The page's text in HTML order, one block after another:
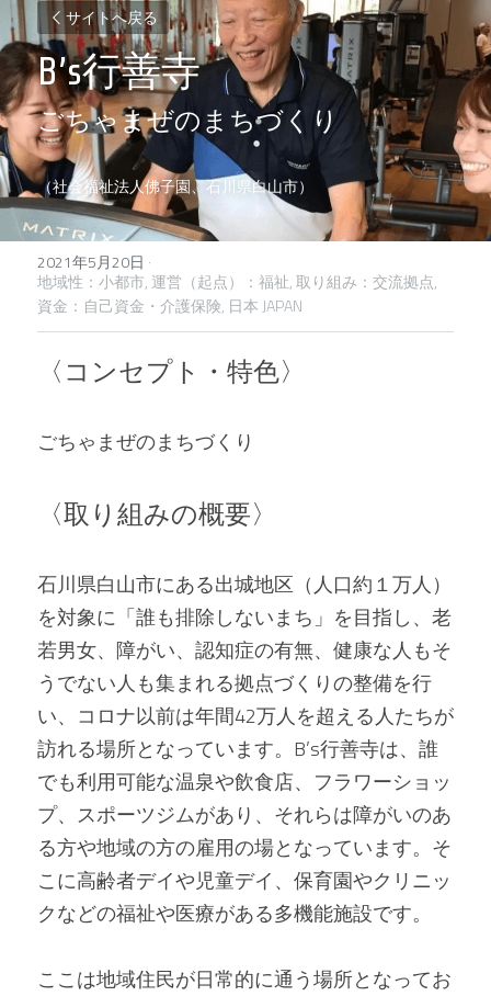
サイトへ戻る
B’s行善寺
ごちゃまぜのまちづくり
（社会福祉法人佛子園、石川県白山市）
2021年5月20日 ·
地域性：小都市, 運営（起点）：福祉,取り組み：交流拠点,
資金：自己資金・介護保険, 日本 JAPAN
〈コンセプト・特色〉
ごちゃまぜのまちづくり
〈取り組みの概要〉
石川県白山市にある出城地区（人口約１万人）
を対象に「誰も排除しないまち」を目指し、老
若男女、障がい、認知症の有無、健康な人もそ
うでない人も集まれる拠点づくりの整備を行
い、コロナ以前は年間42万人を超える人たちが
訪れる場所となっています。B’s行善寺は、誰
でも利用可能な温泉や飲食店、フラワーショッ
プ、スポーツジムがあり、それらは障がいのあ
る方や地域の方の雇用の場となっています。そ
こに高齢者デイや児童デイ、保育園やクリニッ
クなどの福祉や医療がある多機能施設です。
ここは地域住民が日常的に通う場所となってお